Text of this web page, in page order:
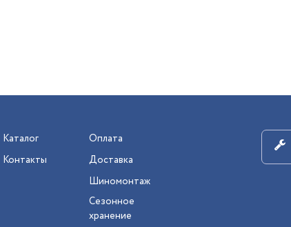
Каталог
Контакты
Оплата
Доставка
Шиномонтаж
Сезонное
хранение